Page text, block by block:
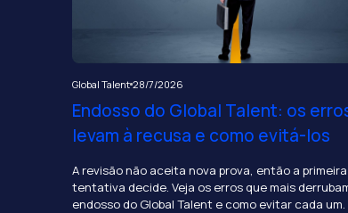
Global Talent 28/7/2026
Endosso do Global Talent: os
levam à recusa e como evitá-los
A revisão não aceita nova prova, então a primeira
tentativa decide. Veja os erros que mais
endosso do Global Talent e como evitar cada um.